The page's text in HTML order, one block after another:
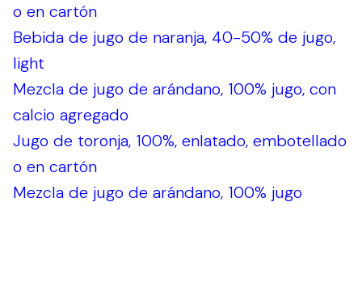
o en cartón
Bebida de jugo de naranja, 40-50% de jugo,
light
Mezcla de jugo de arándano, 100% jugo, con
calcio agregado
Jugo de toronja, 100%, enlatado, embotellado
o en cartón
Mezcla de jugo de arándano, 100% jugo